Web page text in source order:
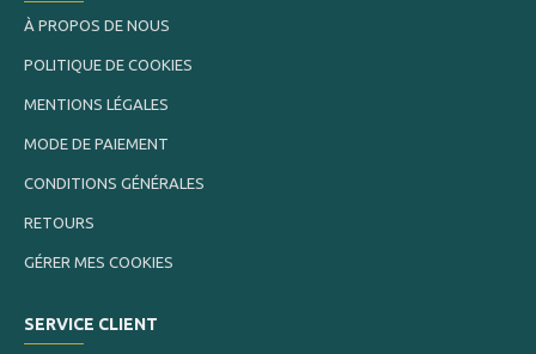
À PROPOS DE NOUS
POLITIQUE DE COOKIES
MENTIONS LÉGALES
MODE DE PAIEMENT
CONDITIONS GÉNÉRALES
RETOURS
GÉRER MES COOKIES
SERVICE CLIENT